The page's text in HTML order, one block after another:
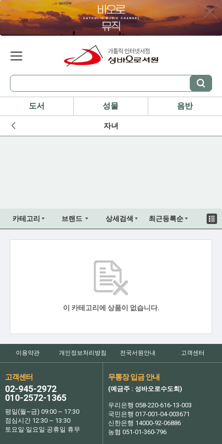
도서 성물 음반
자녀
카테고리 브랜드 상세검색 최근등록순
이 카테고리에 상품이 없습니다.
이용약관 개인정보처리방침 전국서원안내 고객센터
고객센터
02-945-2972
010-2572-1365
평일(월~금) 09:00 ~ 17:30
점심시간 12:30 ~ 13:30
토요일·일요일·공휴일 휴무
무통장 입금 안내
(예금주 : 성바오로수도회)
우리은행 058-220-616-13-003
국민은행 017-001-04-003671
신한은행 14000-92-06886
농협 051-01-360-796